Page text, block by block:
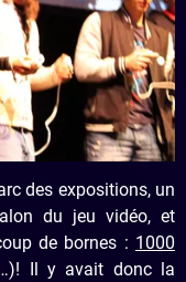
des expositions, un
du jeu vidéo, et
de bornes : 1000
Il y avait donc la